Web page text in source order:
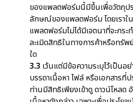
ของแพลตฟอร์มนี้มีขึ้นเพื่อวัตถุป
ลักษณ์ของแพลตฟอร์ม โดยเราใ
แพลตฟอร์มไม่ได้มีเจตนาที่จะกระ
ละเมิดสิทธิในทางการค้าหรือท
ใด
3.3 เว้นแต่มีข้อความระบุไว้เป็น
บรรดาเนื้อหา ไฟล์ หรือเอกสาร
ท่านมีสิทธิเพียงเข้าดู ดาวน์โหลด